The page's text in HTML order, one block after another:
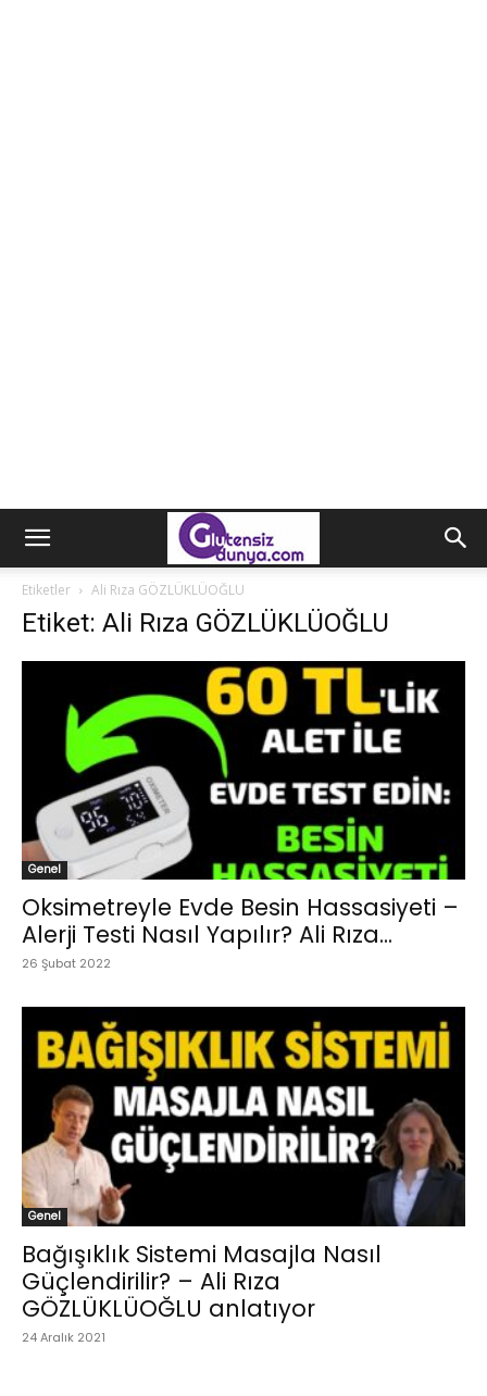
Etiketler Ali Rıza GÖZLÜKLÜOĞLU
Etiket: Ali Rıza GÖZLÜKLÜOĞLU
Genel
Oksimetreyle Evde Besin Hassasiyeti –
Alerji Testi Nasıl Yapılır? Ali Rıza...
26 Şubat 2022
Genel
Bağışıklık Sistemi Masajla Nasıl
Güçlendirilir? – Ali Rıza
GÖZLÜKLÜOĞLU anlatıyor
24 Aralık 2021